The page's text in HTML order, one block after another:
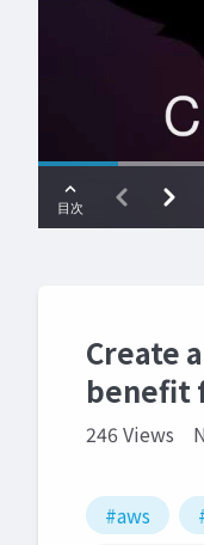
Create
benefit
246 Views
#aws